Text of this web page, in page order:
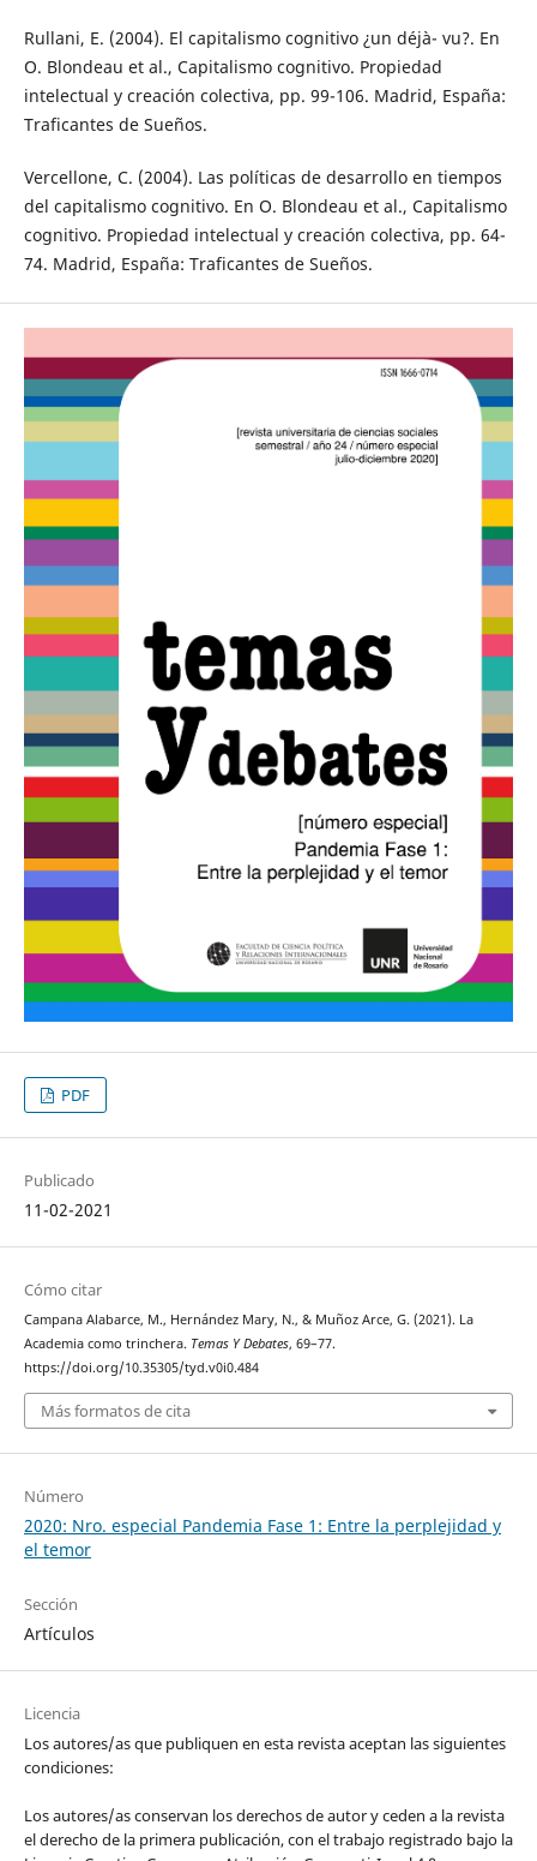
Rullani, E. (2004). El capitalismo cognitivo ¿un déjà- vu?. En
O. Blondeau et al., Capitalismo cognitivo. Propiedad
intelectual y creación colectiva, pp. 99-106. Madrid, España:
Traficantes de Sueños.
Vercellone, C. (2004). Las políticas de desarrollo en tiempos
del capitalismo cognitivo. En O. Blondeau et al., Capitalismo
cognitivo. Propiedad intelectual y creación colectiva, pp. 64-
74. Madrid, España: Traficantes de Sueños.
PDF
Publicado
11-02-2021
Cómo citar
Campana Alabarce, M., Hernández Mary, N., & Muñoz Arce, G. (2021). La
Academia como trinchera. Temas Y Debates, 69–77.
https://doi.org/10.35305/tyd.v0i0.484
Más formatos de cita
Número
2020: Nro. especial Pandemia Fase 1: Entre la perplejidad y
el temor
Sección
Artículos
Licencia
Los autores/as que publiquen en esta revista aceptan las siguientes
condiciones:
Los autores/as conservan los derechos de autor y ceden a la revista
el derecho de la primera publicación, con el trabajo registrado bajo la